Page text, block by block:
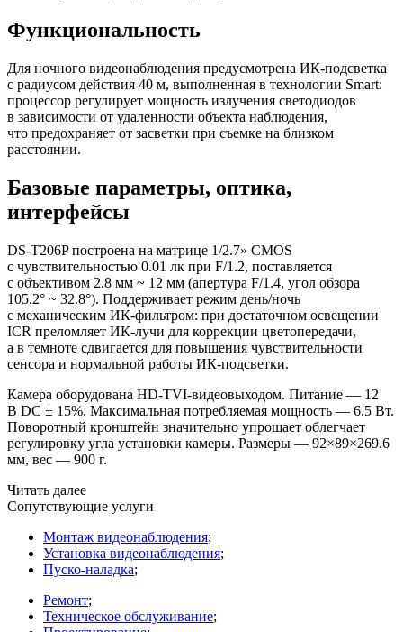
Функциональность
Для ночного видеонаблюдения предусмотрена ИК-подсветка
с радиусом действия 40 м, выполненная в технологии Smart:
процессор регулирует мощность излучения светодиодов
в зависимости от удаленности объекта наблюдения,
что предохраняет от засветки при съемке на близком
расстоянии.
Базовые параметры, оптика,
интерфейсы
DS-T206P построена на матрице 1/2.7» CMOS
с чувствительностью 0.01 лк при F/1.2, поставляется
с объективом 2.8 мм ~ 12 мм (апертура F/1.4, угол обзора
105.2° ~ 32.8°). Поддерживает режим день/ночь
с механическим ИК-фильтром: при достаточном освещении
ICR преломляет ИК-лучи для коррекции цветопередачи,
а в темноте сдвигается для повышения чувствительности
сенсора и нормальной работы ИК-подсветки.
Камера оборудована HD-TVI-видеовыходом. Питание — 12
В DC ± 15%. Максимальная потребляемая мощность — 6.5 Вт.
Поворотный кронштейн значительно упрощает облегчает
регулировку угла установки камеры. Размеры — 92×89×269.6
мм, вес — 900 г.
Читать далее
Сопутствующие услуги
Монтаж видеонаблюдения;
Установка видеонаблюдения;
Пуско-наладка;
Ремонт;
Техническое обслуживание;